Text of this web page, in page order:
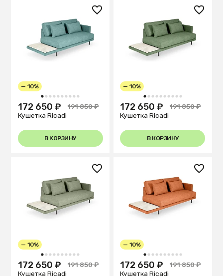
1 2 3 4 5 6 7 8 9 10
— 10%
172 650 ₽
191 850 ₽
Кушетка Ricadi
В КОРЗИНУ
1 2 3 4 5 6 7 8 9 10
— 10%
172 650 ₽
191 850 ₽
Кушетка Ricadi
В КОРЗИНУ
1 2 3 4 5 6 7 8 9 10
— 10%
172 650 ₽
191 850 ₽
Кушетка Ricadi
1 2 3 4 5 6 7 8 9 10
— 10%
172 650 ₽
191 850 ₽
Кушетка Ricadi